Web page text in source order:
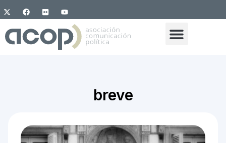
breve